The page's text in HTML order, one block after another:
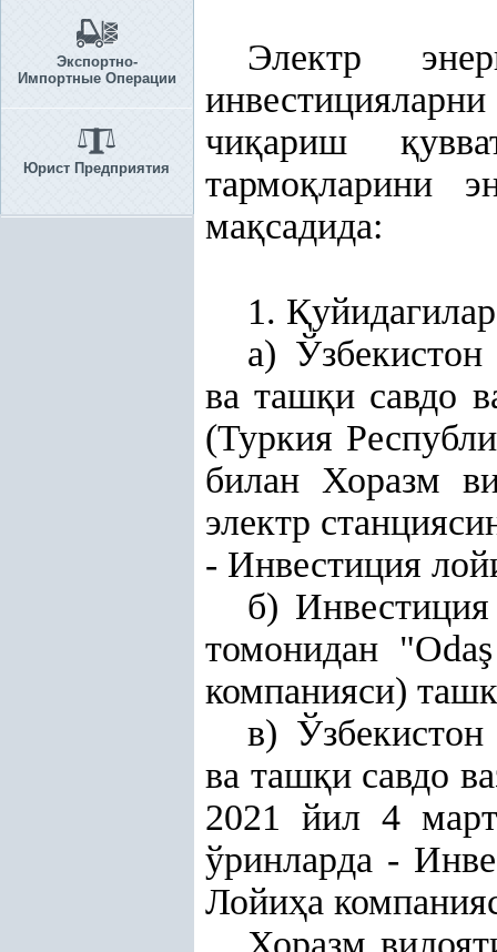
Экспортно-
Импортные Операции
Юрист Предприятия
Электр
чиқариш қ
тармоқларини
мақсадида:
1. Қ
а)
ва ташқи савдо
(Туркия
билан Хоразм
электр
- Инвестиция
б)
томонидан "Odaş
компанияси)
в)
ва ташқи савдо
2021 йил 4
ўринларда -
Лойиҳа
Хоразм